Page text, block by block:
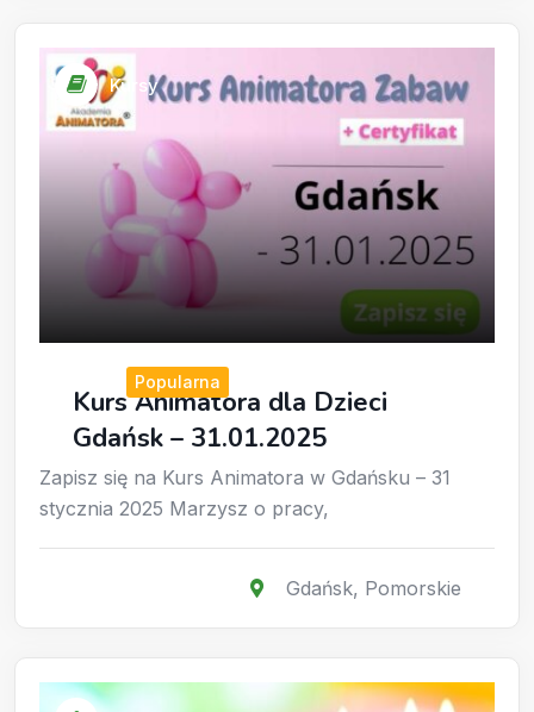
Kursy
Kurs Animatora dla Dzieci
Gdańsk – 31.01.2025
Popularna
Zapisz się na Kurs Animatora w Gdańsku – 31
stycznia 2025 Marzysz o pracy,
Gdańsk, Pomorskie